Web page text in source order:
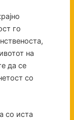
го
на
да се
со
со иста